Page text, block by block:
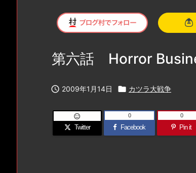
第六話 Horror
 2009年1月14日  カツラ大戦争
Twitter

Facebook
0
Pin it
0